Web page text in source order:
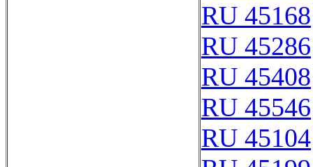
RU 45168
RU 45286
RU 45408
RU 45546
RU 45104